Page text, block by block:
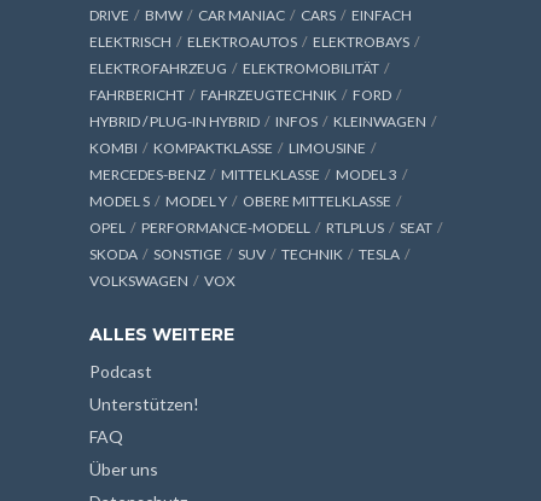
DRIVE
BMW CAR MANIAC CARS
EINFACH
ELEKTRISCH
ELEKTROAUTOS
ELEKTROBAYS
ELEKTROFAHRZEUG
ELEKTROMOBILITÄT
FAHRBERICHT
FAHRZEUGTECHNIK
FORD
HYBRID / PLUG-IN HYBRID
INFOS
KLEINWAGEN
KOMBI
KOMPAKTKLASSE
LIMOUSINE
MERCEDES-BENZ
MITTELKLASSE
MODEL 3
MODEL S
MODEL Y
OBERE MITTELKLASSE
OPEL
PERFORMANCE-MODELL RTLPLUS
SEAT
SKODA
SONSTIGE SUV TECHNIK
TESLA
VOLKSWAGEN
VOX
ALLES WEITERE
Podcast
Unterstützen!
FAQ
Über uns